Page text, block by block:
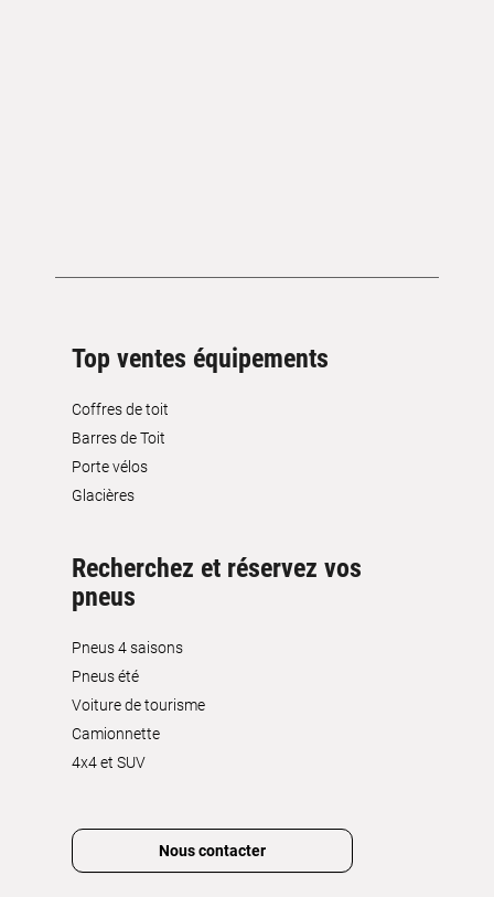
Top ventes équipements
Coffres de toit
Barres de Toit
Porte vélos
Glacières
Recherchez et réservez vos
pneus
Pneus 4 saisons
Pneus été
Voiture de tourisme
Camionnette
4x4 et SUV
Nous contacter